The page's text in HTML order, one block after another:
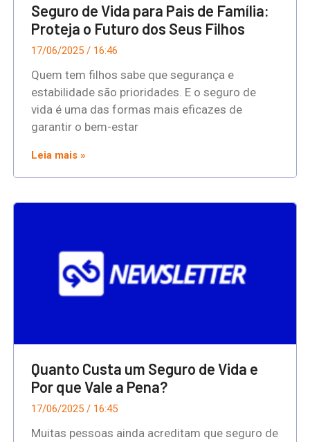
Seguro de Vida para Pais de Família:
Proteja o Futuro dos Seus Filhos
17/06/2025 16:46
Quem tem filhos sabe que segurança e
estabilidade são prioridades. E o seguro de
vida é uma das formas mais eficazes de
garantir o bem-estar
Leia mais »
Quanto Custa um Seguro de Vida e
Por que Vale a Pena?
17/06/2025 16:45
Muitas pessoas ainda acreditam que seguro de